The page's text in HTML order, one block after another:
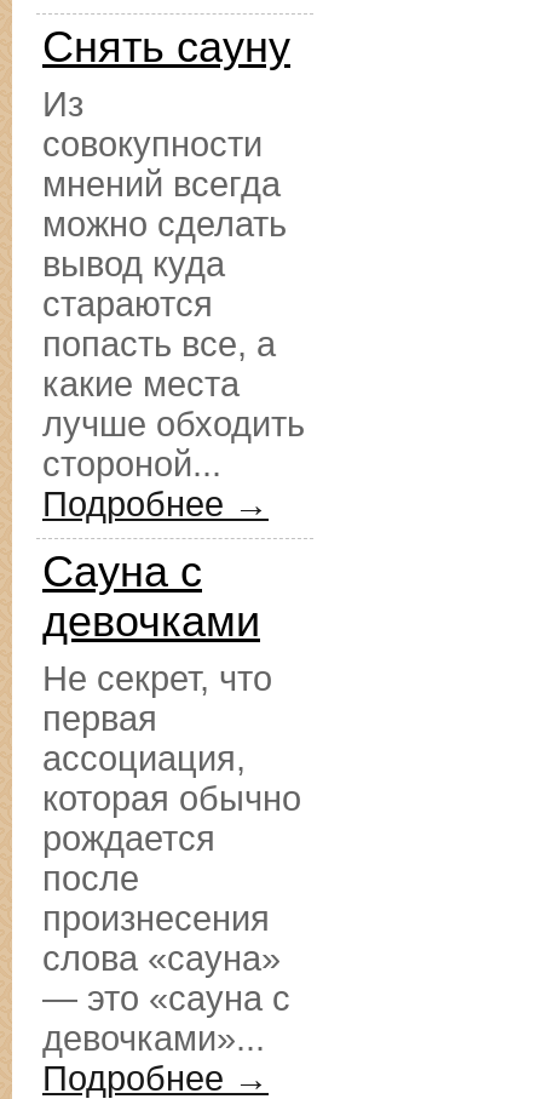
Снять сауну
Из
совокупности
мнений всегда
можно сделать
вывод куда
стараются
попасть все, а
какие места
лучше обходить
стороной...
Подробнее →
Сауна с
девочками
Не секрет, что
первая
ассоциация,
которая обычно
рождается
после
произнесения
слова «сауна»
— это «сауна с
девочками»...
Подробнее →